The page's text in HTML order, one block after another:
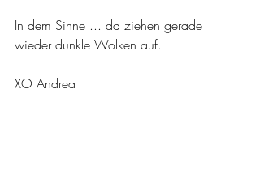
In dem Sinne ... da ziehen gerade
wieder dunkle Wolken auf.
XO Andrea